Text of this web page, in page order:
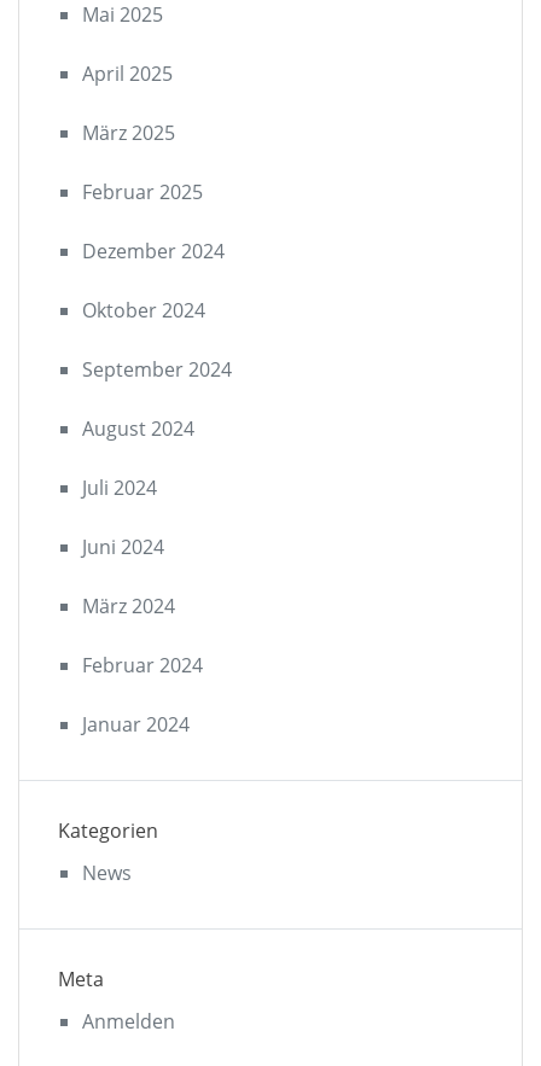
Mai 2025
April 2025
März 2025
Februar 2025
Dezember 2024
Oktober 2024
September 2024
August 2024
Juli 2024
Juni 2024
März 2024
Februar 2024
Januar 2024
Kategorien
News
Meta
Anmelden